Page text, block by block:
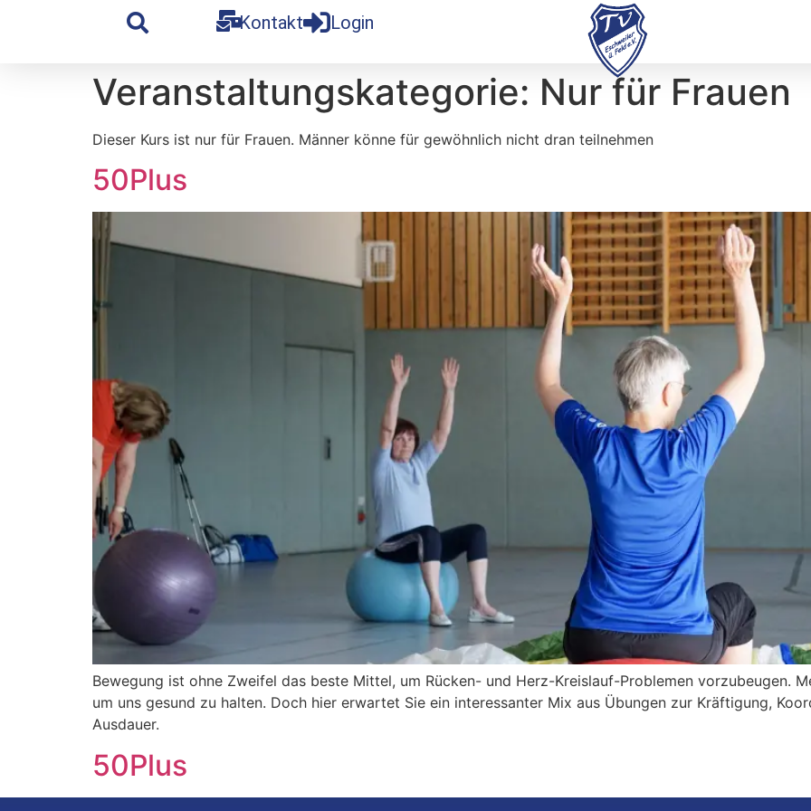
Kontakt Login
Veranstaltungskategorie: Nur für Frauen
Dieser Kurs ist nur für Frauen. Männer könne für gewöhnlich nicht dran teilnehmen
50Plus
Bewegung ist ohne Zweifel das beste Mittel, um Rücken- und Herz-Kreislauf-Problemen vorzubeugen.
um uns gesund zu halten. Doch hier erwartet Sie ein interessanter Mix aus Übungen zur Kräftigung,
Ausdauer.
50Plus